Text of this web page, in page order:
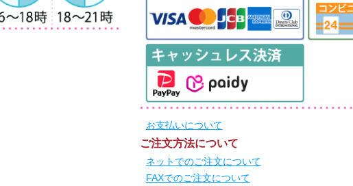
お支払いについて
ご注文方法について
ネットでのご注文について
FAXでのご注文について